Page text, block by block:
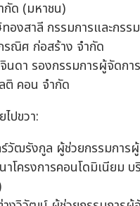
กัด (มหาชน)
องสาลี กรรมการและกรร
รณิศ ก่อสร้าง จำกัด
ดา รองกรรมการผู้จัดกา
ติ คอน จำกัด
ปขวา:
วัฒรังกูล ผู้ช่วยกรรมการ
โครงการคอนโดมิเนียม